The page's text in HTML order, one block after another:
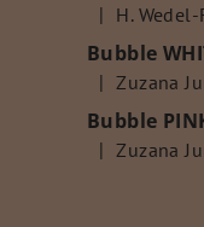
Hodnotenie
| H.
Bubble
Hodnotenie
| Zuzana
Bubble
Hodnotenie
| Zuzana